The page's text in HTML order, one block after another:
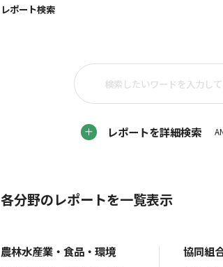
レポート検索
レポートを詳細検索
各分野のレポートを一覧表示
農林水産業・食品・環境 協同組